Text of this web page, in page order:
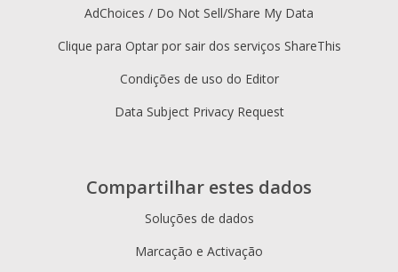
Compartilhar estes dados
Soluções de dados
Marcação e Activação
AdChoices / Do Not Sell/Share My Data
Clique para Optar por sair dos serviços ShareThis
Condições de uso do Editor
Data Subject Privacy Request